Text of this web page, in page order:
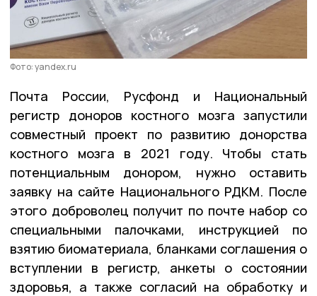
Фото: yandex.ru
Почта России, Русфонд и Национальный
регистр доноров костного мозга запустили
совместный проект по развитию донорства
костного мозга в 2021 году. Чтобы стать
потенциальным донором, нужно оставить
заявку на сайте Национального РДКМ. После
этого доброволец получит по почте набор со
специальными палочками, инструкцией по
взятию биоматериала, бланками соглашения о
вступлении в регистр, анкеты о состоянии
здоровья, а также согласий на обработку и